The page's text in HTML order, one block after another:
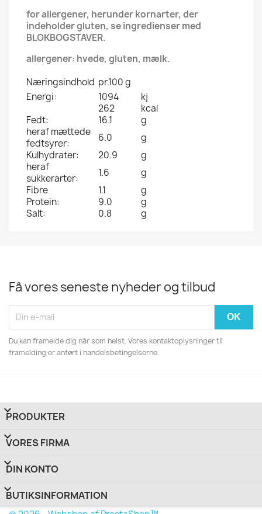
for allergener, herunder kornarter, der
indeholder gluten, se ingredienser med
BLOKBOGSTAVER.
allergener: hvede, gluten, mælk.
Næringsindhold pr.100 g
Energi:
1094
kj
262
kcal
Fedt:
16.1
g
heraf mættede
fedtsyrer:
6.0
g
Kulhydrater:
20.9
g
heraf
sukkerarter:
1.6
g
Fibre
1.1
g
Protein:
9.0
g
Salt:
0.8 g
Få vores seneste nyheder og tilbud
Du kan framelde dig når som helst. Vores kontaktoplysninger til
framelding er anført i handelsbetingelserne.
PRODUKTER

VORES FIRMA

DIN KONTO

BUTIKSINFORMATION
keyboard_arrow_down